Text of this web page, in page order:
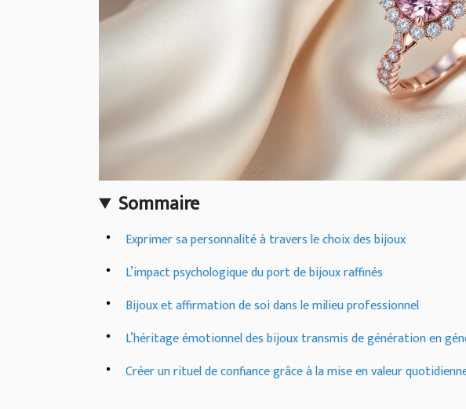
Sommaire
Exprimer sa personnalité à travers le choix des bijoux
L’impact psychologique du port de bijoux raffinés
Bijoux et affirmation de soi dans le milieu professionnel
L’héritage émotionnel des bijoux transmis de génération en
Créer un rituel de confiance grâce à la mise en valeur